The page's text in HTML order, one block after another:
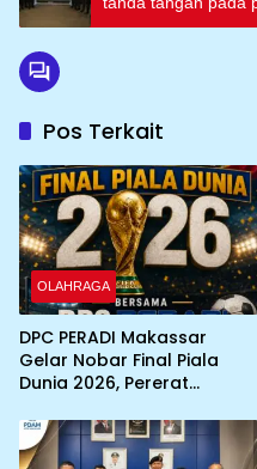
tahun 2025
Pos Terkait
OLAHRAGA
DPC PERADI Makassar
Gelar Nobar Final Piala
Dunia 2026, Pererat